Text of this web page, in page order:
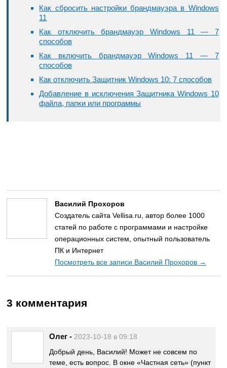
Как сбросить настройки брандмауэра в Windows
11
Как отключить брандмауэр Windows 11 — 7
способов
Как включить брандмауэр Windows 11 — 7
способов
Как отключить Защитник Windows 10: 7 способов
Добавление в исключения Защитника Windows 10
файла, папки или программы
Василий Прохоров
Создатель сайта Vellisa.ru, автор более 1000
статей по работе с программами и настройке
операционных систем, опытный пользователь
ПК и Интернет
Посмотреть все записи Василий Прохоров →
3 комментария
Олег - 2023-10-18 в 09:18
Добрый день, Василий! Может не совсем по
теме, есть вопрос. В окне «Частная сеть» (пункт